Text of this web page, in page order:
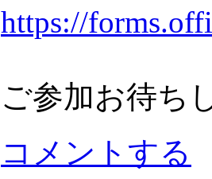
https://
ご参加お待ち
コメントする